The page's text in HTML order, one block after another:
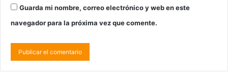
Guarda mi nombre, correo electrónico y web en este
navegador para la próxima vez que comente.